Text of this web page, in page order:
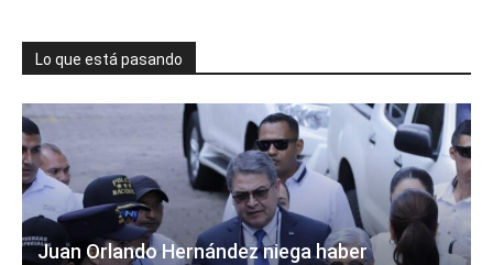
Lo que está pasando
Juan Orlando Hernández niega haber